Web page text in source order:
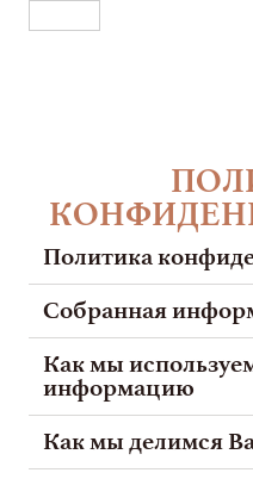
Политика
Собранная
Как мы
информацию
Как мы делимся